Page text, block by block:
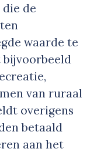
de
waarde te
van ruraal
overigens
betaald
aan het